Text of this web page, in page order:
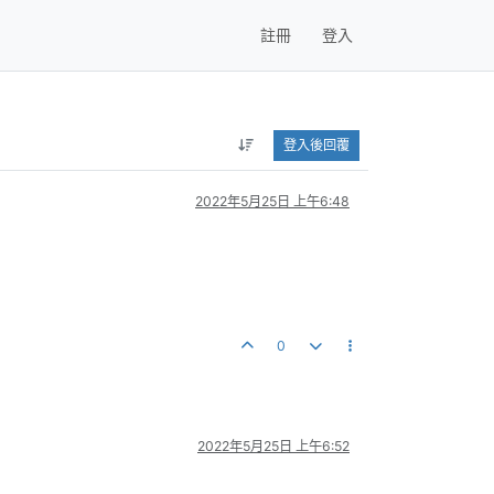
註冊 登入
登入後回覆
2022年5月25日 上午6:48
0
2022年5月25日 上午6:52